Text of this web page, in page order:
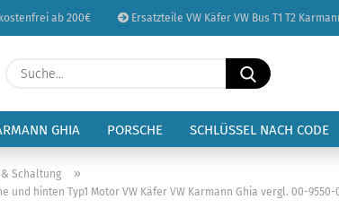
ab 200€ Ersatzteile VW Käfer VW Bus T1 T2
Sprache auswählen
Lieferland
Suche...
GHIA PORSCHE SCHLÜSSEL NACH CODE
Schaltung »
hinten Typ1 Motor VW Käfer VW Karmann Ghia vergl. 00-9550-